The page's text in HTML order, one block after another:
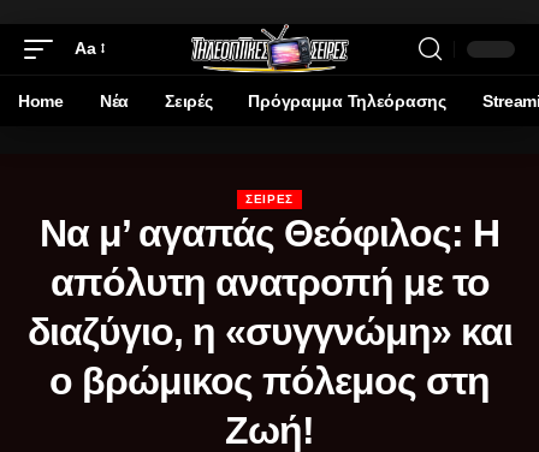
Aa
Home Νέα Σειρές Πρόγραμμα Τηλεόρασης
ΣΕΙΡΈΣ
Να μ’ αγαπάς Θεόφιλος: Η
απόλυτη ανατροπή με το
διαζύγιο, η «συγγνώμη» και
ο βρώμικος πόλεμος στη
Ζωή!